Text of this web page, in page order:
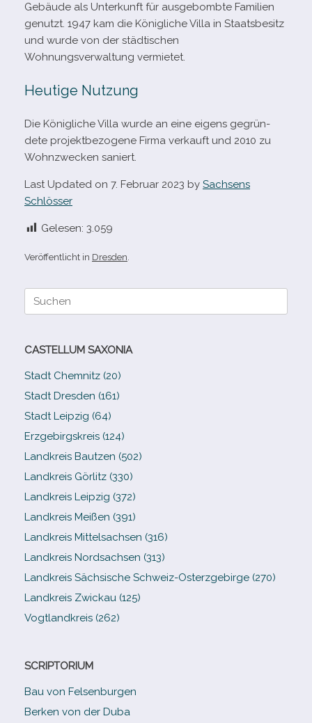
Gebäude als Unterkunft für aus­ge­bombte Familien
genutzt. 1947 kam die Königliche Villa in Staatsbesitz
und wurde von der städ­ti­schen
Wohnungsverwaltung vermietet.
Heutige Nutzung
Die Königliche Villa wurde an eine eigens gegrün­
dete pro­jekt­be­zo­gene Firma ver­kauft und 2010 zu
Wohnzwecken saniert.
Last Updated on 7. Februar 2023 by Sachsens
Schlösser
Gelesen: 3.059
Veröffentlicht in Dresden
Suche
CASTELLUM SAXONIA
Stadt Chemnitz (20)
Stadt Dresden (161)
Stadt Leipzig (64)
Erzgebirgskreis (124)
Landkreis Bautzen (502)
Landkreis Görlitz (330)
Landkreis Leipzig (372)
Landkreis Meißen (391)
Landkreis Mittelsachsen (316)
Landkreis Nordsachsen (313)
Landkreis Sächsische Schweiz-​Osterzgebirge (270)
Landkreis Zwickau (125)
Vogtlandkreis (262)
SCRIPTORIUM
Bau von Felsenburgen
Berken von der Duba